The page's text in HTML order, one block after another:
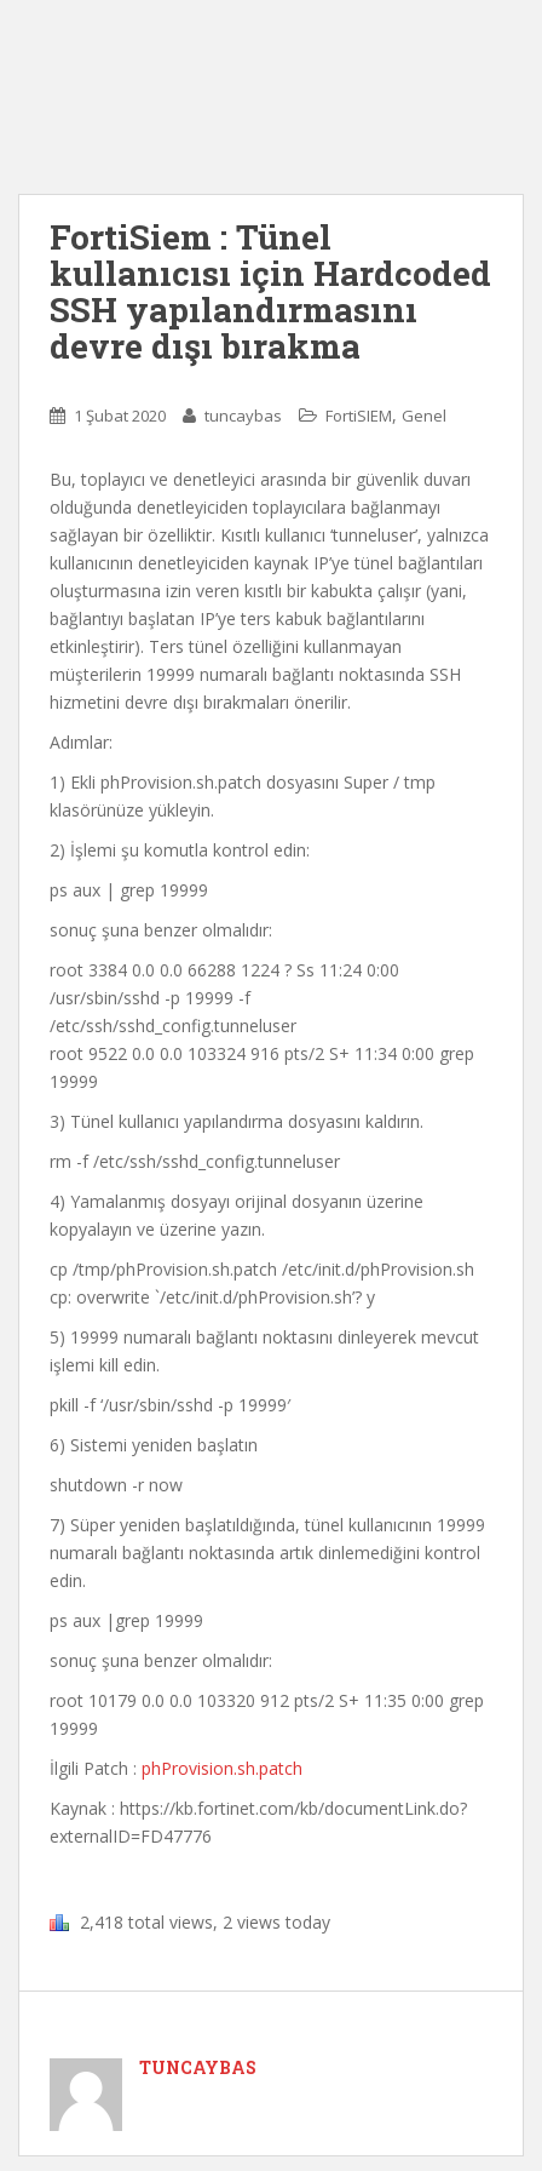
FortiSiem : Tünel
kullanıcısı için Hardcoded
SSH yapılandırmasını
devre dışı bırakma
1 Şubat 2020 tuncaybas FortiSIEM, Genel
Bu, toplayıcı ve denetleyici arasında bir güvenlik duvarı
olduğunda denetleyiciden toplayıcılara bağlanmayı
sağlayan bir özelliktir. Kısıtlı kullanıcı ‘tunneluser’, yalnızca
kullanıcının denetleyiciden kaynak IP’ye tünel bağlantıları
oluşturmasına izin veren kısıtlı bir kabukta çalışır (yani,
bağlantıyı başlatan IP’ye ters kabuk bağlantılarını
etkinleştirir). Ters tünel özelliğini kullanmayan
müşterilerin 19999 numaralı bağlantı noktasında SSH
hizmetini devre dışı bırakmaları önerilir.
Adımlar:
1) Ekli phProvision.sh.patch dosyasını Super / tmp
klasörünüze yükleyin.
2) İşlemi şu komutla kontrol edin:
ps aux | grep 19999
sonuç şuna benzer olmalıdır:
root 3384 0.0 0.0 66288 1224 ? Ss 11:24 0:00
/usr/sbin/sshd -p 19999 -f
/etc/ssh/sshd_config.tunneluser
root 9522 0.0 0.0 103324 916 pts/2 S+ 11:34 0:00 grep
19999
3) Tünel kullanıcı yapılandırma dosyasını kaldırın.
rm -f /etc/ssh/sshd_config.tunneluser
4) Yamalanmış dosyayı orijinal dosyanın üzerine
kopyalayın ve üzerine yazın.
cp /tmp/phProvision.sh.patch /etc/init.d/phProvision.sh
cp: overwrite `/etc/init.d/phProvision.sh’? y
5) 19999 numaralı bağlantı noktasını dinleyerek mevcut
işlemi kill edin.
pkill -f ‘/usr/sbin/sshd -p 19999′
6) Sistemi yeniden başlatın
shutdown -r now
7) Süper yeniden başlatıldığında, tünel kullanıcının 19999
numaralı bağlantı noktasında artık dinlemediğini kontrol
edin.
ps aux |grep 19999
sonuç şuna benzer olmalıdır:
root 10179 0.0 0.0 103320 912 pts/2 S+ 11:35 0:00 grep
19999
İlgili Patch : phProvision.sh.patch
Kaynak : https://kb.fortinet.com/kb/documentLink.do?
externalID=FD47776
2,418 total views, 2 views today
TUNCAYBAS